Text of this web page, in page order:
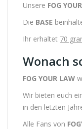
Unsere FOG
Die BASE
Ihr erhaltet 70
Wonach
FOG YOUR LAW
Wir bieten euch
in den letzten
Alle Fans von